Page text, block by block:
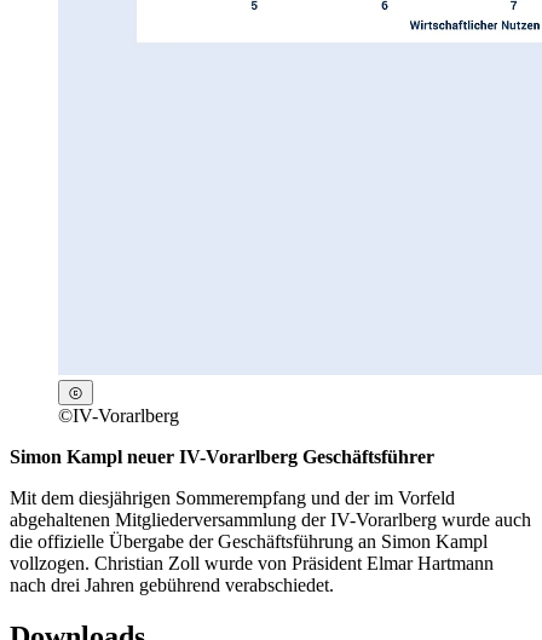
©IV-Vorarlberg
Simon Kampl neuer IV-Vorarlberg Geschäftsführer
Mit dem diesjährigen Sommerempfang und der im Vorfeld
abgehaltenen Mitgliederversammlung der IV-Vorarlberg wurde auch
die offizielle Übergabe der Geschäftsführung an Simon Kampl
vollzogen. Christian Zoll wurde von Präsident Elmar Hartmann
nach drei Jahren gebührend verabschiedet.